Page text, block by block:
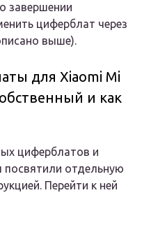
завершении
циферблат через
выше).
для Xiaomi Mi
и как
циферблатов и
посвятили отдельную
Перейти к ней